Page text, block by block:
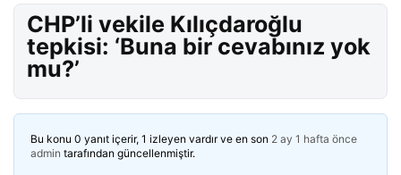
CHP’li vekile Kılıçdaroğlu
tepkisi: ‘Buna bir cevabınız yok
mu?’
Bu konu 0 yanıt içerir, 1 izleyen vardır ve en son 2 ay 1 hafta önce
admin tarafından güncellenmiştir.